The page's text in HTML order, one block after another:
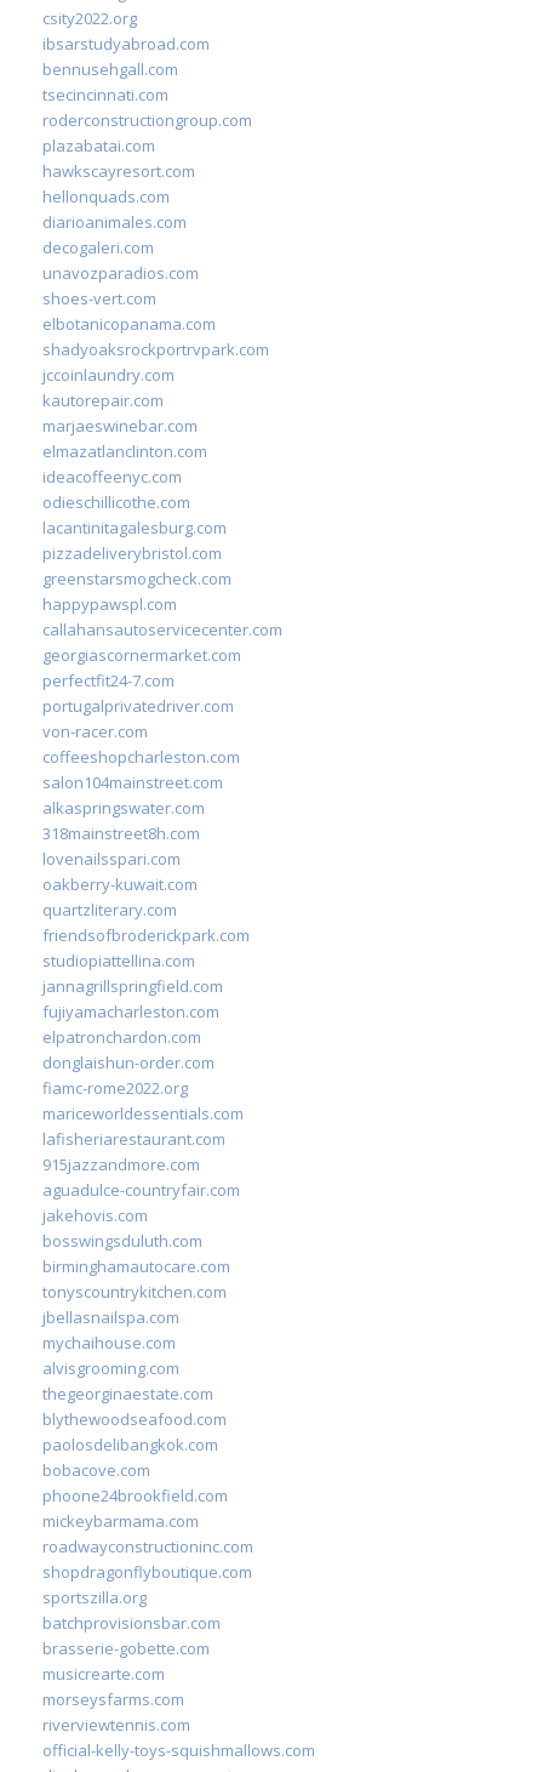
csity2022.org
ibsarstudyabroad.com
bennusehgall.com
tsecincinnati.com
roderconstructiongroup.com
plazabatai.com
hawkscayresort.com
hellonquads.com
diarioanimales.com
decogaleri.com
unavozparadios.com
shoes-vert.com
elbotanicopanama.com
shadyoaksrockportrvpark.com
jccoinlaundry.com
kautorepair.com
marjaeswinebar.com
elmazatlanclinton.com
ideacoffeenyc.com
odieschillicothe.com
lacantinitagalesburg.com
pizzadeliverybristol.com
greenstarsmogcheck.com
happypawspl.com
callahansautoservicecenter.com
georgiascornermarket.com
perfectfit24-7.com
portugalprivatedriver.com
von-racer.com
coffeeshopcharleston.com
salon104mainstreet.com
alkaspringswater.com
318mainstreet8h.com
lovenailsspari.com
oakberry-kuwait.com
quartzliterary.com
friendsofbroderickpark.com
studiopiattellina.com
jannagrillspringfield.com
fujiyamacharleston.com
elpatronchardon.com
donglaishun-order.com
fiamc-rome2022.org
mariceworldessentials.com
lafisheriarestaurant.com
915jazzandmore.com
aguadulce-countryfair.com
jakehovis.com
bosswingsduluth.com
birminghamautocare.com
tonyscountrykitchen.com
jbellasnailspa.com
mychaihouse.com
alvisgrooming.com
thegeorginaestate.com
blythewoodseafood.com
paolosdelibangkok.com
bobacove.com
phoone24brookfield.com
mickeybarmama.com
roadwayconstructioninc.com
shopdragonflyboutique.com
sportszilla.org
batchprovisionsbar.com
brasserie-gobette.com
musicrearte.com
morseysfarms.com
riverviewtennis.com
official-kelly-toys-squishmallows.com